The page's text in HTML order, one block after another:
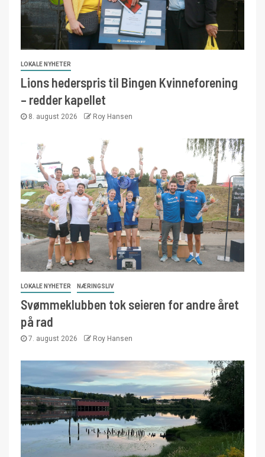
LOKALE NYHETER
Lions hederspris til Bingen Kvinneforening
– redder kapellet
8. august 2026 Roy Hansen
LOKALE NYHETER NÆRINGSLIV
Svømmeklubben tok seieren for andre året
på rad
7. august 2026 Roy Hansen